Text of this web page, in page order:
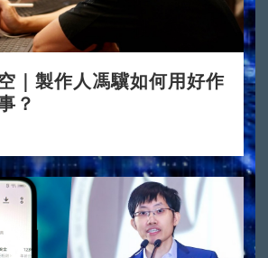
｜製作人馮驥如何用好作
？